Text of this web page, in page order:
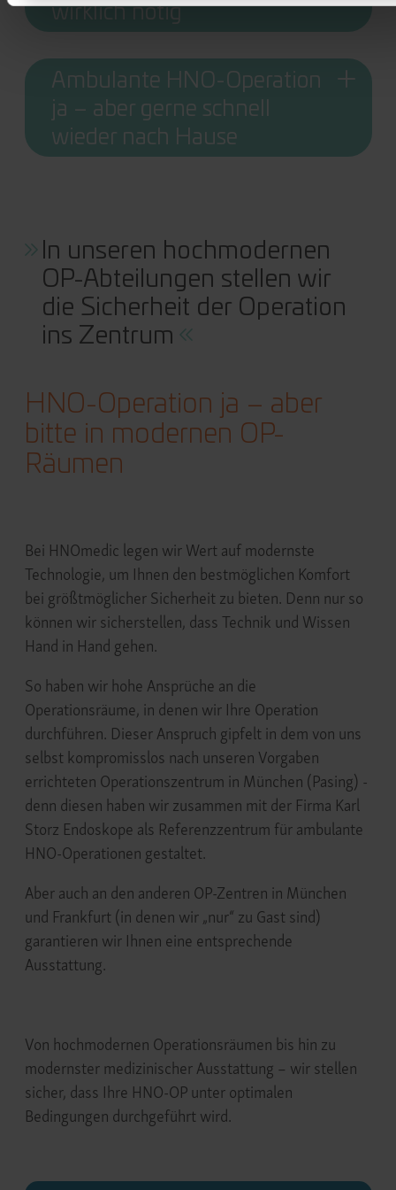
wirklich nötig
Ambulante HNO-Operation
ja – aber gerne schnell
wieder nach Hause
In unseren hochmodernen
OP-Abteilungen stellen wir
die Sicherheit der Operation
ins Zentrum
HNO-Operation ja – aber
bitte in modernen OP-
Räumen
Bei HNOmedic legen wir Wert auf modernste
Technologie, um Ihnen den bestmöglichen Komfort
bei größtmöglicher Sicherheit zu bieten. Denn nur so
können wir sicherstellen, dass Technik und Wissen
Hand in Hand gehen.
So haben wir hohe Ansprüche an die
Operationsräume, in denen wir Ihre Operation
durchführen. Dieser Anspruch gipfelt in dem von uns
selbst kompromisslos nach unseren Vorgaben
errichteten Operationszentrum in München (Pasing) -
denn diesen haben wir zusammen mit der Firma Karl
Storz Endoskope als Referenzzentrum für ambulante
HNO-Operationen gestaltet.
Aber auch an den anderen OP-Zentren in München
und Frankfurt (in denen wir „nur“ zu Gast sind)
garantieren wir Ihnen eine entsprechende
Ausstattung.
Von hochmodernen Operationsräumen bis hin zu
modernster medizinischer Ausstattung – wir stellen
sicher, dass Ihre HNO-OP unter optimalen
Bedingungen durchgeführt wird.